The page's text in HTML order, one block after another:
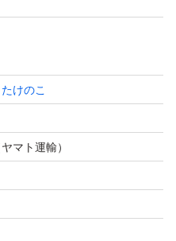
生ものですので、取り扱い
ます。着いたその日に冷蔵
お願いします】
たけのこ
マト運輸）